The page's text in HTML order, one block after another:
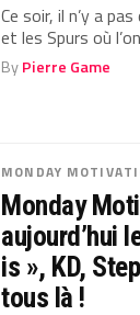
Ce soir, il n’y a
et les Spurs où
ByPierre Game
MONDAY
Monday
aujourd’hui
is », KD,
tous là !